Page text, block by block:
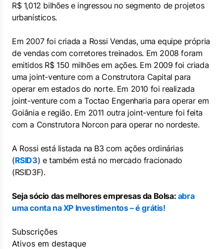
R$ 1,012 bilhões e ingressou no segmento de projetos
urbanísticos.
Em 2007 foi criada a Rossi Vendas, uma equipe própria
de vendas com corretores treinados. Em 2008 foram
emitidos R$ 150 milhões em ações. Em 2009 foi criada
uma joint-venture com a Construtora Capital para
operar em estados do norte. Em 2010 foi realizada
joint-venture com a Toctao Engenharia para operar em
Goiânia e região. Em 2011 outra joint-venture foi feita
com a Construtora Norcon para operar no nordeste.
A Rossi está listada na B3 com ações ordinárias
(RSID3) e também está no mercado fracionado
(RSID3F).
Seja sócio das melhores empresas da Bolsa: abra
uma conta na XP Investimentos – é grátis!
Subscrições
Ativos em destaque